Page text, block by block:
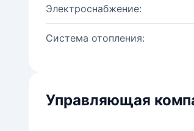
Электроснабжение:
Система отопления:
Управляющая